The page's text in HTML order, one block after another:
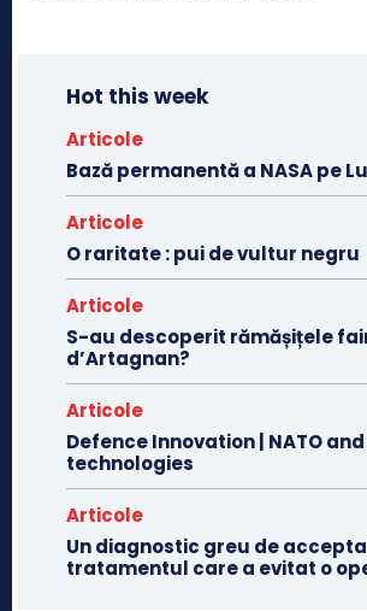
Hot this week
Articole
Bază permanentă a NASA pe
Articole
O raritate : pui de vultur negru
Articole
S-au descoperit rămășițele
d’Artagnan?
Articole
Defence Innovation | NATO
technologies
Articole
Un diagnostic greu de
tratamentul care a evitat o